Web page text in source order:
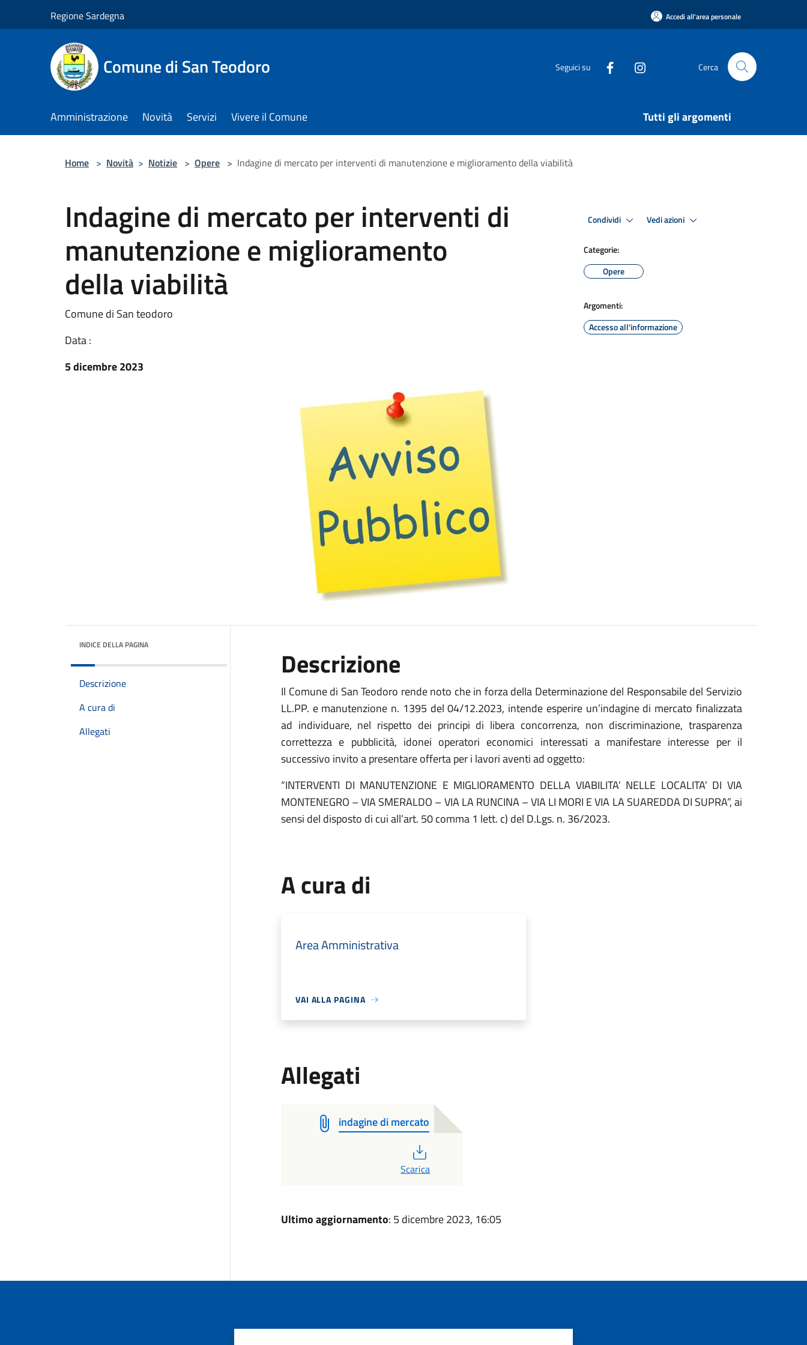
Regione Sardegna Accedi all'area personale
Comune di San Teodoro Seguici su Cerca
Amministrazione Novità Servizi Vivere il Comune Tutti gli argomenti
Home > Novità > Notizie > Opere > Indagine di mercato per interventi di manutenzione e miglioramento della viabilità
Indagine di mercato per interventi di
manutenzione e miglioramento
della viabilità
Comune di San teodoro
Data :
5 dicembre 2023
Condividi Vedi azioni
Categorie:
Opere
Argomenti:
Accesso all'informazione
INDICE DELLA PAGINA
Descrizione
A cura di
Allegati
Descrizione
Il Comune di San Teodoro rende noto che in forza della Determinazione del Responsabile del Servizio
LL.PP. e manutenzione n. 1395 del 04/12.2023, intende esperire un’indagine di mercato finalizzata
ad individuare, nel rispetto dei principi di libera concorrenza, non discriminazione, trasparenza
correttezza e pubblicità, idonei operatori economici interessati a manifestare interesse per il
successivo invito a presentare offerta per i lavori aventi ad oggetto:
“INTERVENTI DI MANUTENZIONE E MIGLIORAMENTO DELLA VIABILITA’ NELLE LOCALITA’ DI VIA
MONTENEGRO – VIA SMERALDO – VIA LA RUNCINA – VIA LI MORI E VIA LA SUAREDDA DI SUPRA”, ai
sensi del disposto di cui all’art. 50 comma 1 lett. c) del D.Lgs. n. 36/2023.
A cura di
Area Amministrativa
VAI ALLA PAGINA
Allegati
indagine di mercato
Scarica
Ultimo aggiornamento: 5 dicembre 2023, 16:05